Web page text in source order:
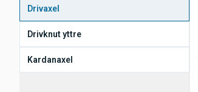
Drivaxel
Drivknut yttre
Kardanaxel